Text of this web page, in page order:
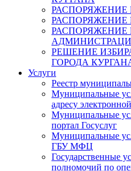
РАСПОРЯЖЕНИЕ
РАСПОРЯЖЕНИЕ
РАСПОРЯЖЕНИЕ
РЕШЕНИЕ
ГОРОДА
Услуги
Реестр
Муниципальные
адресу
Муниципальные
портал Госуслуг
Муниципальные
ГБУ МФЦ
Государственные
полномочий по